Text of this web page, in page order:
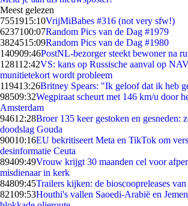
Meest gelezen
7551915:10VrijMiBabes #316 (not very sfw!)
6237100:07Random Pics van de Dag #1979
3824515:09Random Pics van de Dag #1980
140909:46PostNL-bezorger steekt bewoner na
128112:42VS: kans op Russische aanval op
munitietekort wordt probleem
119413:26Britney Spears: "Ik geloof dat ik heb
98509:32Wegpiraat scheurt met 146 km/u door
Amsterdam
94612:28Broer 135 keer gestoken en gesneden:
doodslag Gouda
90010:16EU bekritiseert Meta en TikTok om
desinformatie Ceuta
89409:49Vrouw krijgt 30 maanden cel voor
misdienaar in kerk
84809:45Trailers kijken: de bioscoopreleases
82109:53Houthi's vallen Saoedi-Arabië en